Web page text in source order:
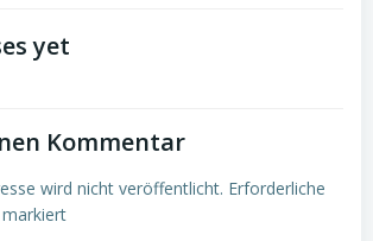
yet
Kommentar
wird nicht veröffentlicht. Erforderliche
markiert